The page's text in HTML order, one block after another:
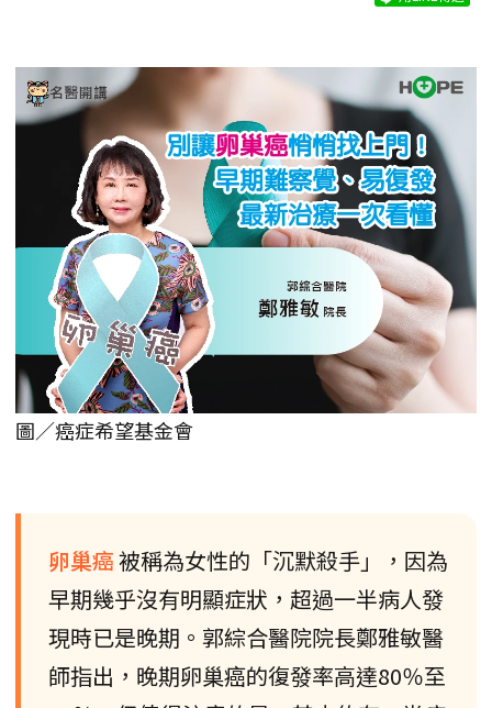
圖／癌症希望基金會
卵巢癌被稱為女性的「沉默殺手」，因為
早期幾乎沒有明顯症狀，超過一半病人發
現時已是晚期。郭綜合醫院院長鄭雅敏醫
師指出，晚期卵巢癌的復發率高達80％至